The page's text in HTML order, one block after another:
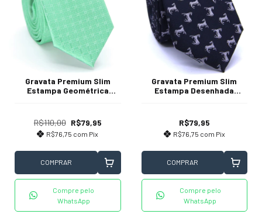
Gravata Premium Slim
Estampa Geométrica
R$110,00 R$79,95
R$76,75 com Pix
COMPRAR
Compre pelo
WhatsApp
Gravata Premium Slim
Estampa Desenhada
Bordada
R$79,95
R$76,75 com Pix
COMPRAR
Compre pelo
WhatsApp